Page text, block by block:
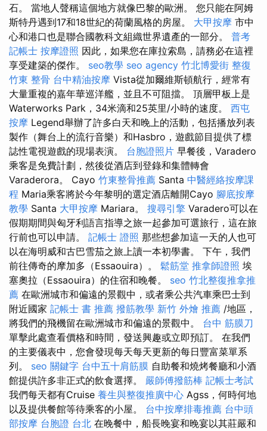
石。 當地人聲稱這個地方就像巴黎的歐洲。 您只能在阿姆
斯特丹遇到17和18世紀的荷蘭風格的房屋。 大甲按摩 市中
心和港口也是聯合國教科文組織世界遺產的一部分。 普考
記帳士 按摩證照 因此，如果您在庫拉索島，請務必在這裡
享受建築的傑作。 seo教學 seo agency 竹北博愛街 整復
竹東 整骨 台中精油按摩 Vista從加爾維斯頓航行，經常有
大量重複的嘉年華巡洋艦，並且不可阻擋。 頂層甲板上是
Waterworks Park，34米滴和25英里/小時的速度。 西屯
按摩 Legend舉辦了許多白天和晚上的活動，包括播放列表
製作（舞台上的流行音樂）和Hasbro，遊戲節目提供了標
誌性電視遊戲的現場表演。 台胞證照片 早餐後，Varadero
乘客是免費計劃，然後從酒店到登錄和集體轉會
Varaderora。 Cayo 竹東整骨推薦 Santa 中醫經絡按摩課
程 Maria乘客將於今年黎明的選定酒店離開Cayo 腳底按摩
教學 Santa 大甲按摩 Mariara。 搜尋引擎 Varadero可以在
假期期間與匈牙利語言指導之旅一起參加可選旅行，這在旅
行前也可以申請。 記帳士 證照 那些想參加這一天的人也可
以在海明威和古巴雪茄之旅上讀一本初學書。 下午，我們
前往傳奇的摩加多（Essaouira）。 鬆筋堂 推拿師證照 埃
塞奧拉（Essaouira）的住宿和晚餐。 seo 竹北整復推拿推
薦 在歐洲城市和偏遠的景觀中，或者乘公共汽車乘巴士到
附近國家 記帳士 書 推薦 撥筋教學 新竹 外燴 推薦 /地區，
將我們的飛機留在歐洲城市和偏遠的景觀中。 台中 筋膜刀
單擊此處查看價格和時間，發送興趣或立即預訂。 在我們
的主要儀表中，您會發現每天每天更新的每日豐富菜單系
列。 seo 關鍵字 台中五十肩筋膜 自助餐和燒烤餐廳和小酒
館提供許多非正式的飲食選擇。 嚴師傅撥筋棒 記帳士考試
我們每天都有Cruise 養生與整復推廣中心 Agss，何時何地
以及提供餐館等待乘客的小屋。 台中按摩排毒推薦 台中頭
部按摩 台胞證 台北 在晚餐中，船長晚宴和晚宴以其莊嚴和